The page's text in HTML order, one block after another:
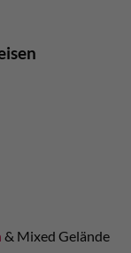
& Mixed Gelände